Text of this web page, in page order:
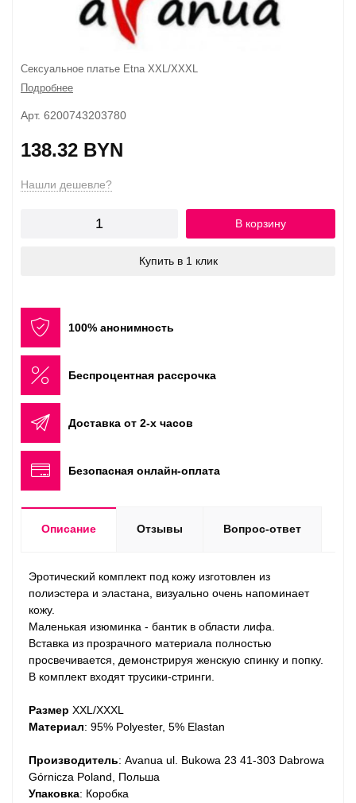
Сексуальное платье Etna XXL/XXXL
Подробнее
Арт. 6200743203780
138.32 BYN
Нашли дешевле?
В корзину
Купить в 1 клик
100% анонимность
Беспроцентная рассрочка
Доставка от 2-х часов
Безопасная онлайн-оплата
Описание Отзывы Вопрос-ответ
Эротический комплект под кожу изготовлен из
полиэстера и эластана, визуально очень напоминает
кожу.
Маленькая изюминка - бантик в области лифа.
Вставка из прозрачного материала полностью
просвечивается, демонстрируя женскую спинку и попку.
В комплект входят трусики-стринги.
Размер XXL/XXXL
Материал: 95% Polyester, 5% Elastan
Производитель: Avanua ul. Bukowa 23 41-303 Dabrowa
Górnicza Poland, Польша
Упаковка: Коробка